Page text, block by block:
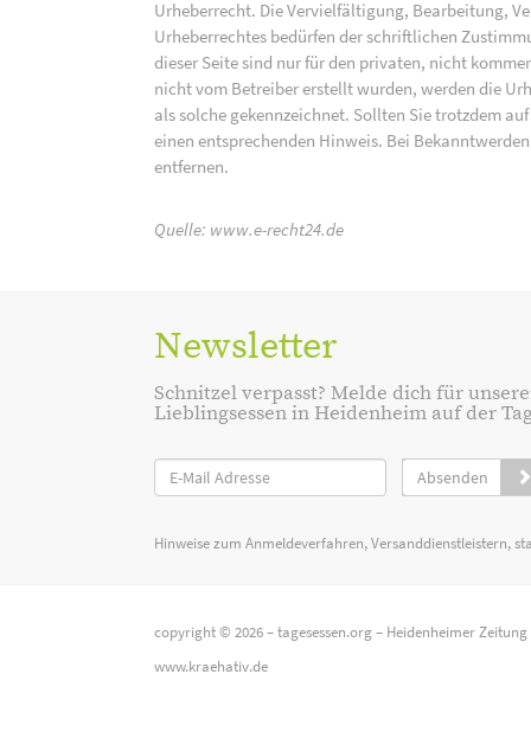
Urheberrecht. Die Vervielfältigung, Bearbeitung,
Urheberrechtes bedürfen der schriftlichen
dieser Seite sind nur für den privaten, nicht
nicht vom Betreiber erstellt wurden, werden die
als solche gekennzeichnet. Sollten Sie trotzdem
einen entsprechenden Hinweis. Bei
entfernen.
Quelle: www.e-recht24.de
Newsletter
Schnitzel verpasst? Melde dich für
Lieblingsessen in Heidenheim auf der
Absenden
Hinweise zum Anmeldeverfahren, Versanddienstleistern,
copyright © 2026 –tagesessen.org– Heidenheimer Zeitung
www.kraehativ.de